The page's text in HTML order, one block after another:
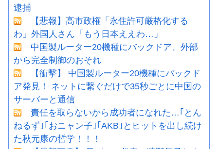
逮捕
【悲報】高市政権「永住許可厳格化する
わ」外国人さん「もう日本ええわ…」
中国製ルーター20機種にバックドア、外部
から完全制御のおそれ
【衝撃】 中国製ルーター20機種にバックド
ア発見！ ネットに繋ぐだけで35秒ごとに中国の
サーバーと通信
責任を取らないから成功者になれた…｢とん
ねるず｣｢おニャン子｣｢AKB｣とヒットを出し続け
た秋元康の哲学！！！